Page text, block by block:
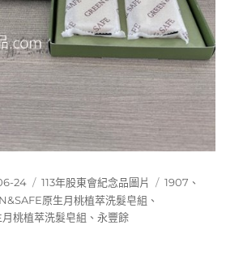
24
分
類
113年股東會紀念品圖片
標
1907 、
原生月桃植萃洗髮皂組 、
桃植萃洗髮皂組 、永豐餘